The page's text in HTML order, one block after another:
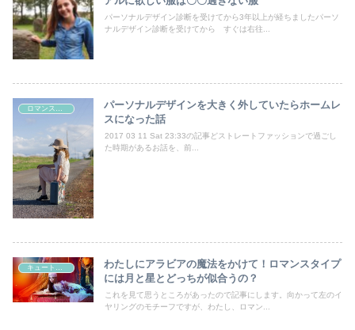
パーソナルデザイン診断を受けてから3年以上が経ちましたパーソ
ナルデザイン診断を受けてから すぐは右往...
ロマンスタイプ
パーソナルデザインを大きく外していたらホームレ
スになった話
2017 03 11 Sat 23:33の記事どストレートファッションで過ごし
た時期があるお話を、前...
わたしにアラビアの魔法をかけて！ロマンスタイプ
には月と星とどっちが似合うの？
これを見て思うところがあったので記事にします。向かって左のイ
ヤリングのモチーフですが、わたし、ロマン...